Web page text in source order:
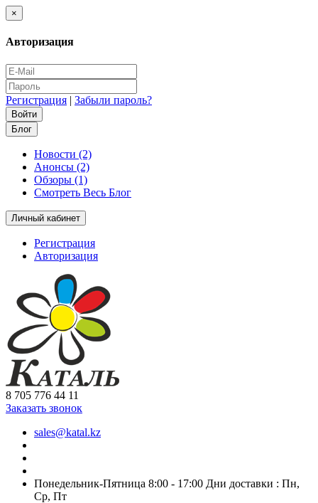
×
Авторизация
Регистрация | Забыли пароль?
Блог
Новости (2)
Анонсы (2)
Обзоры (1)
Смотреть Весь Блог
Личный кабинет
Регистрация
Авторизация
8 705 776 44 11
Заказать звонок
sales@katal.kz
Понедельник-Пятница 8:00 - 17:00 Дни доставки : Пн,
Ср, Пт